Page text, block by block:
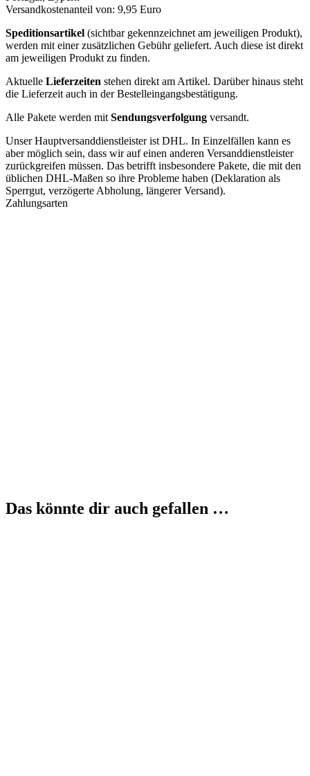
Versandkostenanteil von: 9,95 Euro
Speditionsartikel (sichtbar gekennzeichnet am jeweiligen Produkt),
werden mit einer zusätzlichen Gebühr geliefert. Auch diese ist direkt
am jeweiligen Produkt zu finden.
Aktuelle Lieferzeiten stehen direkt am Artikel. Darüber hinaus steht
die Lieferzeit auch in der Bestelleingangsbestätigung.
Alle Pakete werden mit Sendungsverfolgung versandt.
Unser Hauptversanddienstleister ist DHL. In Einzelfällen kann es
aber möglich sein, dass wir auf einen anderen Versanddienstleister
zurückgreifen müssen. Das betrifft insbesondere Pakete, die mit den
üblichen DHL-Maßen so ihre Probleme haben (Deklaration als
Sperrgut, verzögerte Abholung, längerer Versand).
Zahlungsarten
Das könnte dir auch gefallen …